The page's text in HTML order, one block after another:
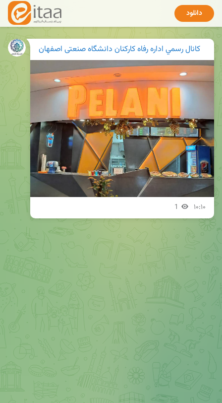
دانلود